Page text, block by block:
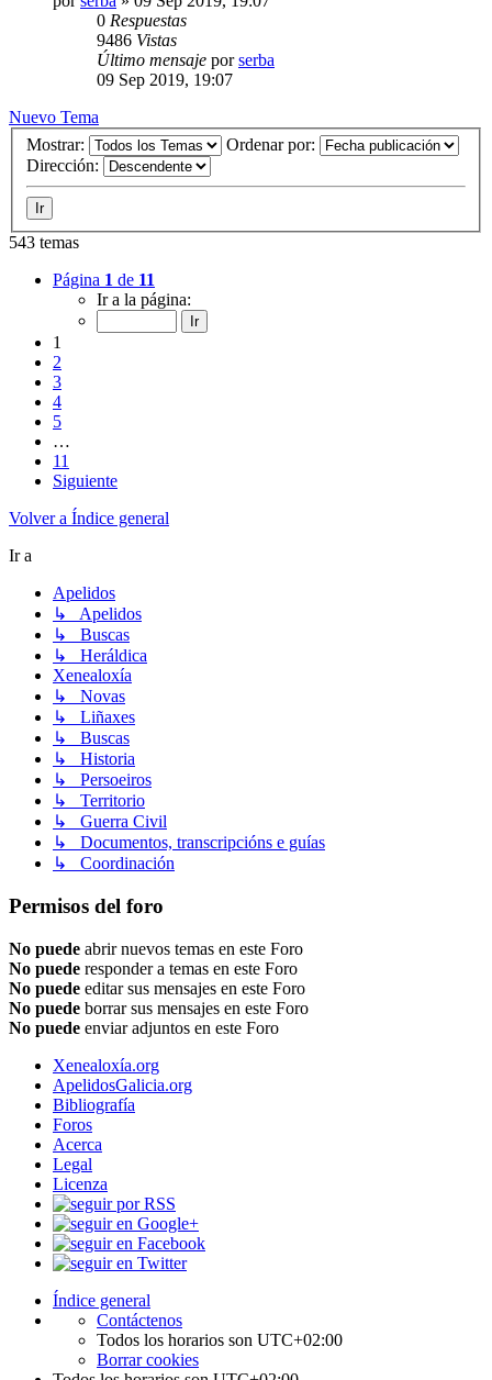
0 Respuestas
9486 Vistas
Último mensaje porserba
09 Sep 2019, 19:07
Nuevo Tema
Mostrar:
Ordenar por:
Dirección:
543 temas
Página 1 de 11
Ir a la página:
1
2
3
4
5
…
11
Siguiente
Volver a Índice general
Ir a
Apelidos
↳ Apelidos
↳ Buscas
↳ Heráldica
Xenealoxía
↳ Novas
↳ Liñaxes
↳ Buscas
↳ Historia
↳ Persoeiros
↳ Territorio
↳ Guerra Civil
↳ Documentos, transcripcións e guías
↳ Coordinación
Permisos del foro
No puede abrir nuevos temas en este Foro
No puede responder a temas en este Foro
No puede editar sus mensajes en este Foro
No puede borrar sus mensajes en este Foro
No puede enviar adjuntos en este Foro
Xenealoxía.org
ApelidosGalicia.org
Bibliografía
Foros
Acerca
Legal
Licenza
Índice general
Contáctenos
Todos los horarios son UTC+02:00
Borrar cookies